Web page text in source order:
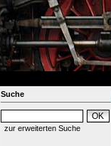
Suche
zur erweiterten Suche